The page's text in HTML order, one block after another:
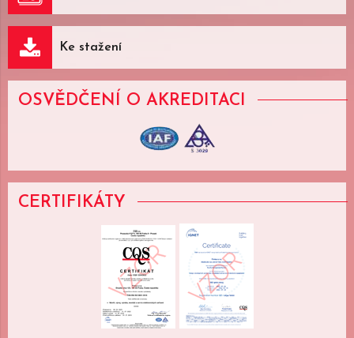
Ke stažení
OSVĚDČENÍ O AKREDITACI
CERTIFIKÁTY